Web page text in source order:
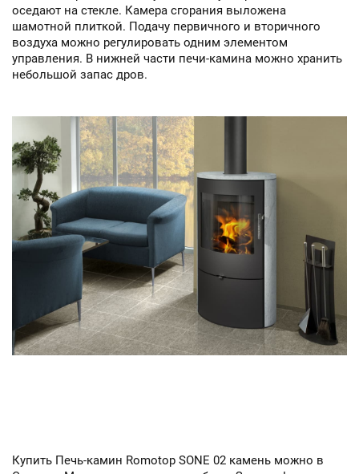
оседают на стекле. Камера сгорания выложена
шамотной плиткой. Подачу первичного и вторичного
воздуха можно регулировать одним элементом
управления. В нижней части печи-камина можно хранить
небольшой запас дров.
Купить Печь-камин Romotop SONE 02 камень можно в